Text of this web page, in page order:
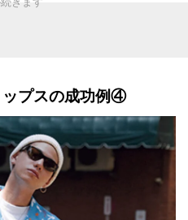
ップスの成功例④